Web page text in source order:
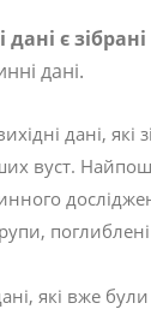
дані єзібрані
дані.
дані, які
вуст.
поглиблені
які вже були